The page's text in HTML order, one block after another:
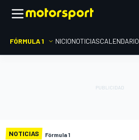
FÓRMULA 1 INICIONOTICIASCALENDARIO
NOTICIAS Fórmula 1